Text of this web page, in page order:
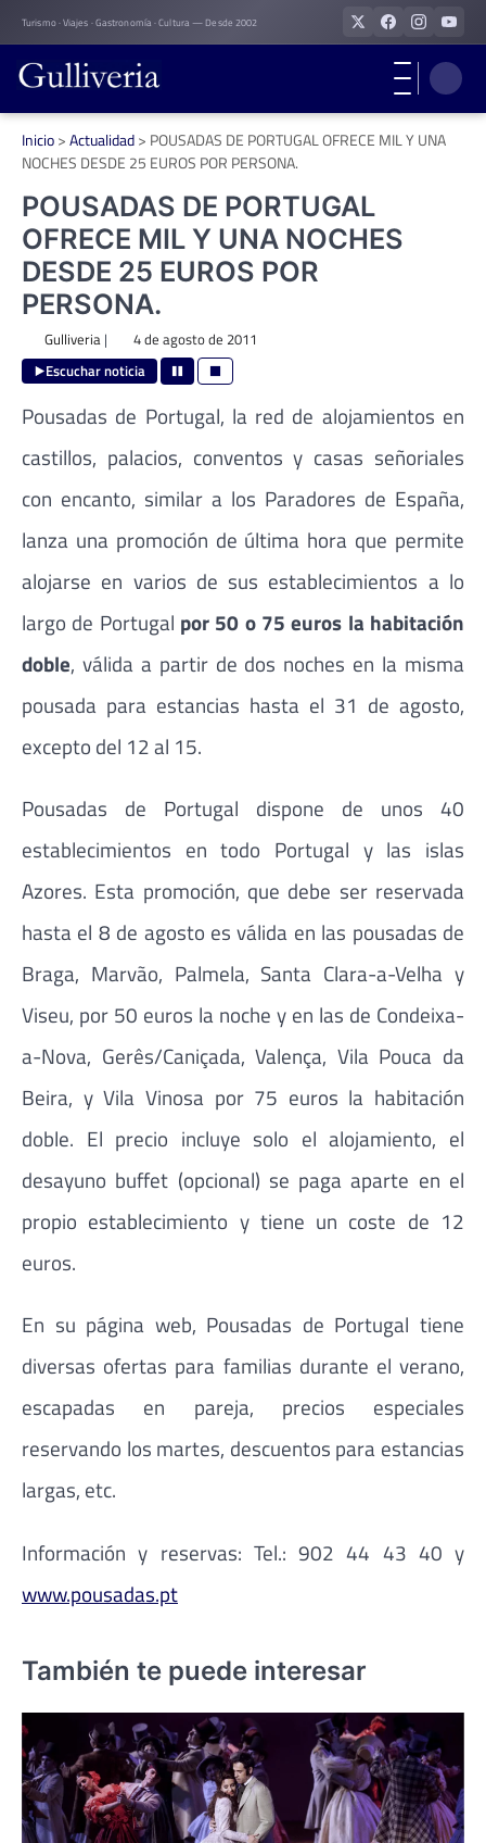
Skip
to
content
Turismo · Viajes · Gastronomía · Cultura — Desde 2002
Inicio>Actualidad> POUSADAS DE PORTUGAL OFRECE MIL Y UNA
NOCHES DESDE 25 EUROS POR PERSONA.
POUSADAS DE PORTUGAL
OFRECE MIL Y UNA NOCHES
DESDE 25 EUROS POR
PERSONA.
Gulliveria| 4 de agosto de 2011
Escuchar noticia
Pousadas de Portugal, la red de alojamientos en
castillos, palacios, conventos y casas señoriales
con encanto, similar a los Paradores de España,
lanza una promoción de última hora que permite
alojarse en varios de sus establecimientos a lo
largo de Portugal por 50 o 75 euros la habitación
doble, válida a partir de dos noches en la misma
pousada para estancias hasta el 31 de agosto,
excepto del 12 al 15.
Pousadas de Portugal dispone de unos 40
establecimientos en todo Portugal y las islas
Azores. Esta promoción, que debe ser reservada
hasta el 8 de agosto es válida en las pousadas de
Braga, Marvão, Palmela, Santa Clara-a-Velha y
Viseu, por 50 euros la noche y en las de Condeixa-
a-Nova, Gerês/Caniçada, Valença, Vila Pouca da
Beira, y Vila Vinosa por 75 euros la habitación
doble. El precio incluye solo el alojamiento, el
desayuno buffet (opcional) se paga aparte en el
propio establecimiento y tiene un coste de 12
euros.
En su página web, Pousadas de Portugal tiene
diversas ofertas para familias durante el verano,
escapadas en pareja, precios especiales
reservando los martes, descuentos para estancias
largas, etc.
Información y reservas: Tel.: 902 44 43 40 y
www.pousadas.pt
También te puede interesar